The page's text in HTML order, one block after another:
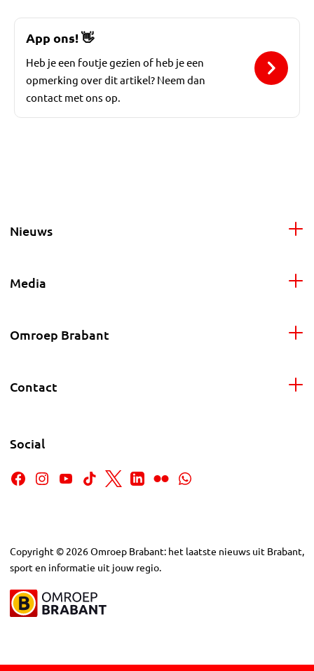
App ons!👋
Heb je een foutje gezien of heb je een
opmerking over dit artikel? Neem dan
contact met ons op.
Nieuws
Media
Omroep Brabant
Contact
Social
Copyright © 2026Omroep Brabant: het laatste nieuws uit Brabant,
sport en informatie uit jouw regio.